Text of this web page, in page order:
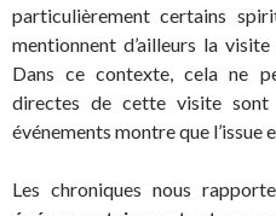
particulièrement certains
mentionnent d’ailleurs la
Dans ce contexte, cela ne
directes de cette visite
événements montre que l’issue
Les chroniques nous